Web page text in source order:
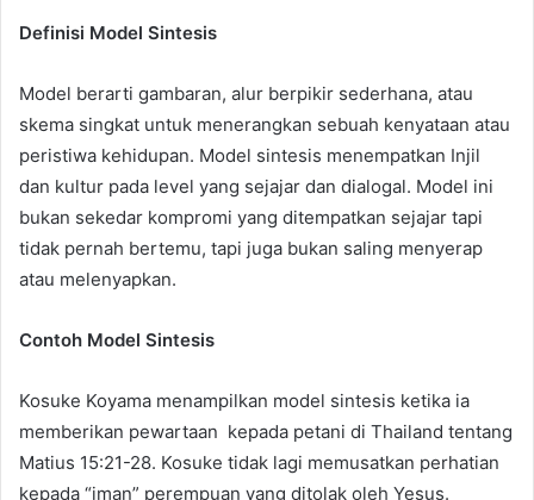
Definisi Model Sintesis
Model berarti gambaran, alur berpikir sederhana, atau
skema singkat untuk menerangkan sebuah kenyataan atau
peristiwa kehidupan. Model sintesis menempatkan Injil
dan kultur pada level yang sejajar dan dialogal. Model ini
bukan sekedar kompromi yang ditempatkan sejajar tapi
tidak pernah bertemu, tapi juga bukan saling menyerap
atau melenyapkan.
Contoh Model Sintesis
Kosuke Koyama menampilkan model sintesis ketika ia
memberikan pewartaan kepada petani di Thailand tentang
Matius 15:21-28. Kosuke tidak lagi memusatkan perhatian
kepada “iman” perempuan yang ditolak oleh Yesus.